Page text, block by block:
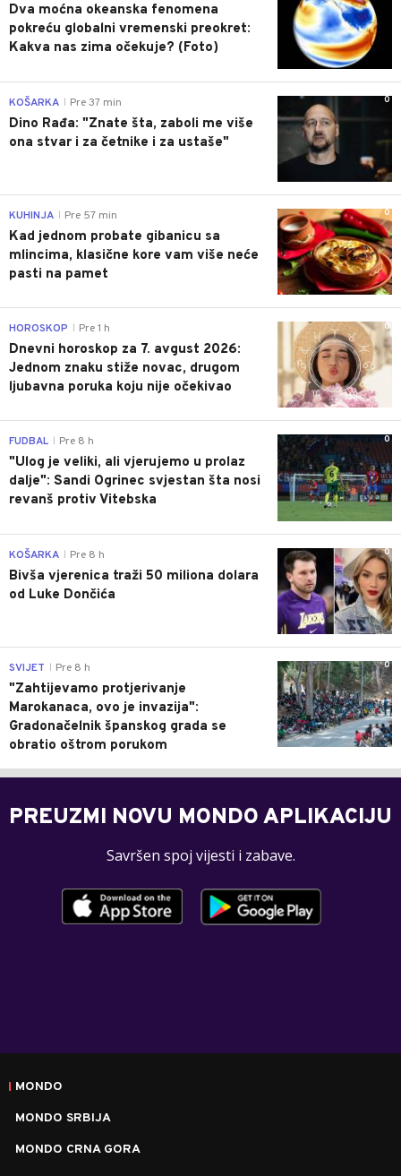
Dva moćna okeanska fenomena
pokreću globalni vremenski preokret:
Kakva nas zima očekuje? (Foto)
0
KOŠARKA Pre 37 min
Dino Rađa: "Znate šta, zaboli me više
ona stvar i za četnike i za ustaše"
0
KUHINJA Pre 57 min
Kad jednom probate gibanicu sa
mlincima, klasične kore vam više neće
pasti na pamet
0
HOROSKOP Pre 1 h
Dnevni horoskop za 7. avgust 2026:
Jednom znaku stiže novac, drugom
ljubavna poruka koju nije očekivao
0
FUDBAL Pre 8 h
"Ulog je veliki, ali vjerujemo u prolaz
dalje": Sandi Ogrinec svjestan šta nosi
revanš protiv Vitebska
0
KOŠARKA Pre 8 h
Bivša vjerenica traži 50 miliona dolara
od Luke Dončića
0
SVIJET Pre 8 h
"Zahtijevamo protjerivanje
Marokanaca, ovo je invazija":
Gradonačelnik španskog grada se
obratio oštrom porukom
PREUZMI NOVU MONDO APLIKACIJU
Savršen spoj vijesti i zabave.
MONDO
MONDO SRBIJA
MONDO CRNA GORA